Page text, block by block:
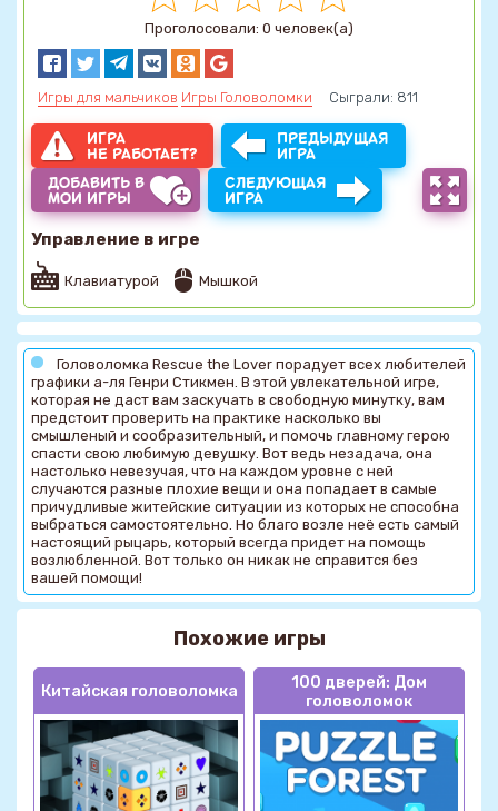
Проголосовали: 0 человек(а)
Игры для мальчиков Игры Головоломки Сыграли: 811
ИГРА
НЕ РАБОТАЕТ?
ПРЕДЫДУЩАЯ
ИГРА
ДОБАВИТЬ В
МОИ ИГРЫ
СЛЕДУЮЩАЯ
ИГРА
Управление в игре
Клавиатурой Мышкой
Головоломка Rescue the Lover порадует всех любителей
графики а-ля Генри Стикмен. В этой увлекательной игре,
которая не даст вам заскучать в свободную минутку, вам
предстоит проверить на практике насколько вы
смышленый и сообразительный, и помочь главному герою
спасти свою любимую девушку. Вот ведь незадача, она
настолько невезучая, что на каждом уровне с ней
случаются разные плохие вещи и она попадает в самые
причудливые житейские ситуации из которых не способна
выбраться самостоятельно. Но благо возле неё есть самый
настоящий рыцарь, который всегда придет на помощь
возлюбленной. Вот только он никак не справится без
вашей помощи!
Похожие игры
Китайская головоломка
100 дверей: Дом
головоломок